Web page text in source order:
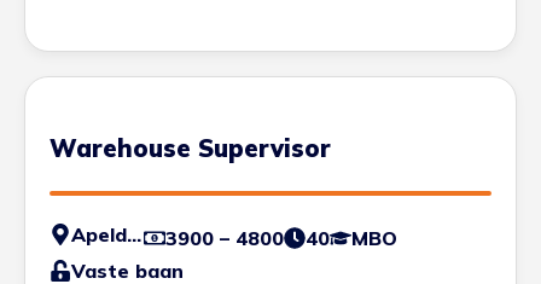
Warehouse Supervisor
Apeldoorn 3900 – 4800 40
MBO
Vaste baan